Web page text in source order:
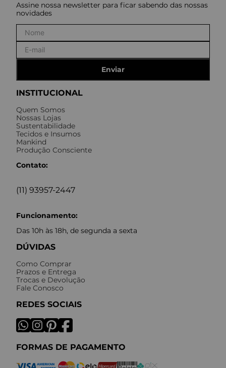
INSTITUCIONAL
Quem Somos
Nossas Lojas
Sustentabilidade
Tecidos e Insumos
Mankind
Produção Consciente
Contato:
(11) 93957-2447
Funcionamento:
Das 10h às 18h, de segunda a sexta
DÚVIDAS
Como Comprar
Prazos e Entrega
Trocas e Devolução
Fale Conosco
REDES SOCIAIS
FORMAS DE PAGAMENTO
Assine nossa newsletter para ficar sabendo das nossas
novidades
Enviar